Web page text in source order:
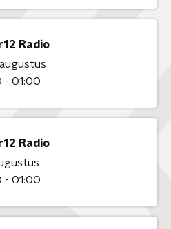
Radio
- 01:00
Radio
- 01:00